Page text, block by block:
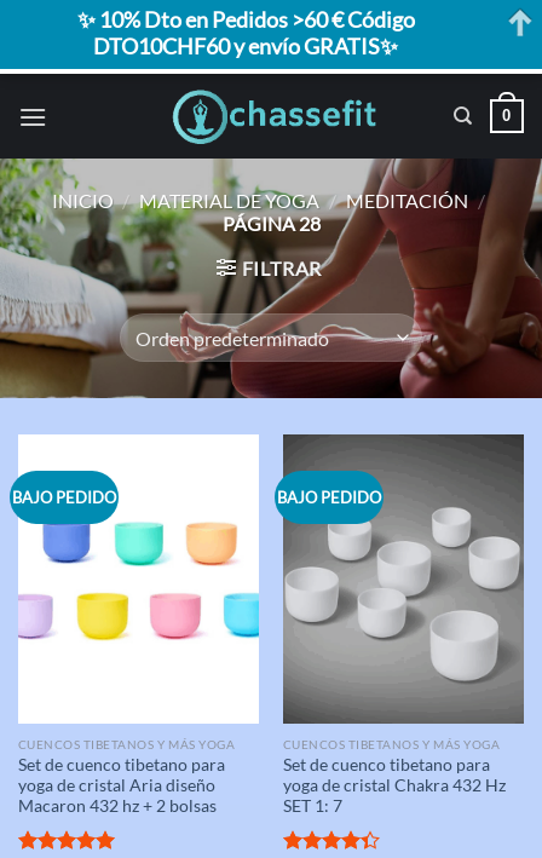
0
INICIO / MATERIAL DE YOGA / MEDITACIÓN /
PÁGINA 28
FILTRAR
BAJO PEDIDO
CUENCOS TIBETANOS Y MÁS YOGA
Set de cuenco tibetano para
yoga de cristal Aria diseño
Macaron 432 hz + 2 bolsas
BAJO PEDIDO
CUENCOS TIBETANOS Y MÁS YOGA
Set de cuenco tibetano para
yoga de cristal Chakra 432 Hz
SET 1: 7
✨ 10% Dto en Pedidos >60 € Código
DTO10CHF60 y envío GRATIS✨